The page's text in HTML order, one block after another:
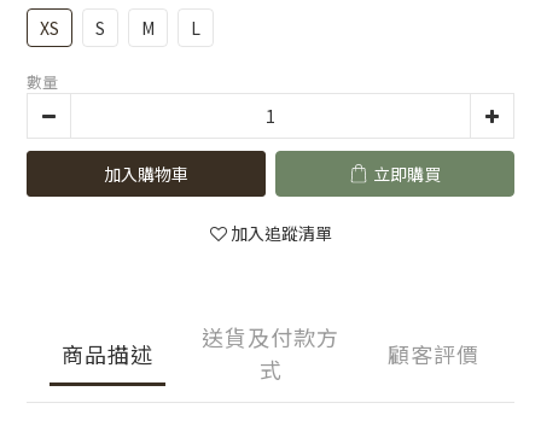
XS S M L
數量
加入購物車 立即購買
加入追蹤清單
商品描述
送貨及付款方
式
顧客評價